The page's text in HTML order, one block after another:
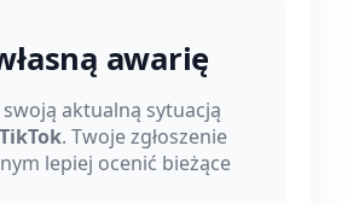
awarię
aktualną sytuacją
TikTok. Twoje zgłoszenie
lepiej ocenić bieżące